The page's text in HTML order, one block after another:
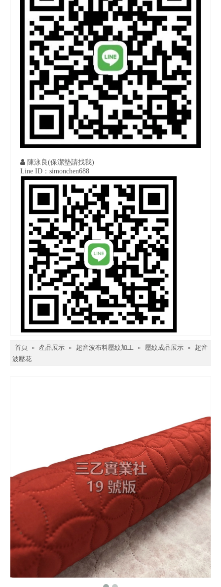
 陳泳良(保潔墊請找我)
Line ID：simonchen688
首頁 » 產品展示 » 超音波布料壓紋加工 » 壓紋成品展示 »
超音
波壓花